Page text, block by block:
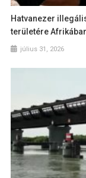
Hatvanezer
területére
július 31, 2026